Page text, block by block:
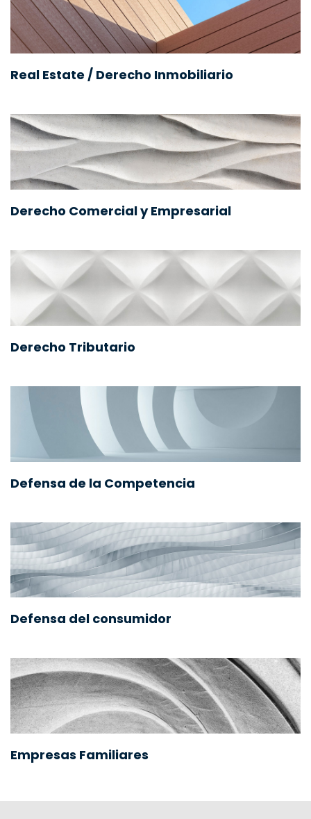
Real Estate / Derecho Inmobiliario
Derecho Comercial y Empresarial
Derecho Tributario
Defensa de la Competencia
Defensa del consumidor
Empresas Familiares